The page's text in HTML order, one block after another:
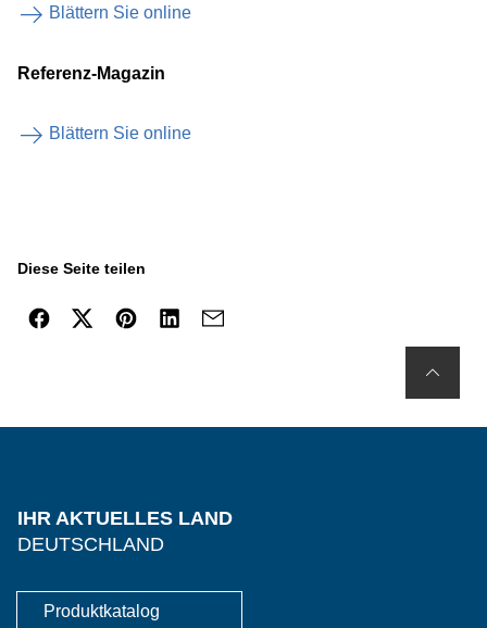
Blättern Sie online
Referenz-Magazin
Blättern Sie online
Diese Seite teilen
IHR AKTUELLES LAND
DEUTSCHLAND
Produktkatalog